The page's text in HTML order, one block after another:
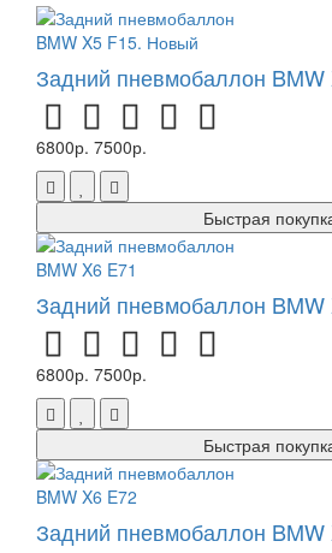
Задний пневмобаллон
6800р. 7500р.
Быстрая
Задний пневмобаллон BMW
6800р. 7500р.
Быстрая
Задний пневмобаллон BMW